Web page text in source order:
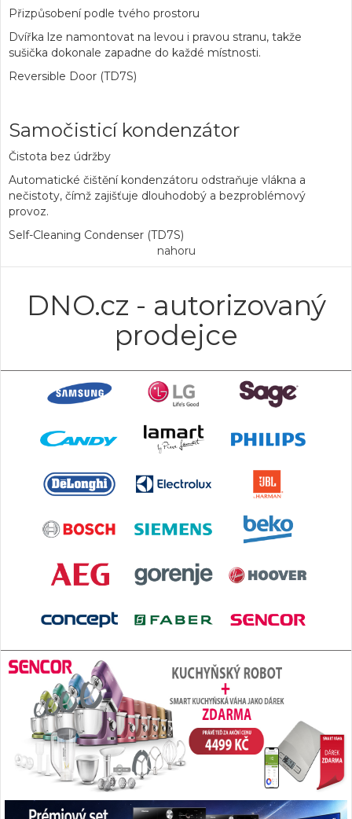
Přizpůsobení podle tvého prostoru
Dvířka lze namontovat na levou i pravou stranu, takže
sušička dokonale zapadne do každé místnosti.
Reversible Door (TD7S)
Samočisticí kondenzátor
Čistota bez údržby
Automatické čištění kondenzátoru odstraňuje vlákna a
nečistoty, čímž zajišťuje dlouhodobý a bezproblémový
provoz.
Self-Cleaning Condenser (TD7S)
nahoru
DNO.cz - autorizovaný
prodejce